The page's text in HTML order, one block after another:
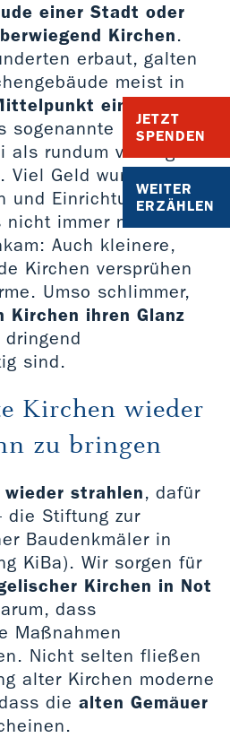
JETZT
SPENDEN
WEITER
ERZÄHLEN
einer Stadt oder
Kirchen.
erbaut, galten
meist in
eines Dorfes
sogenannte „Haus
als rundum vorzeigbares
Viel Geld wurde in die
und Einrichtungen
immer nur auf die
Auch kleinere,
Kirchen versprühen
Umso schlimmer,
Kirchen ihren Glanz
dringend
sind.
Kirchen wieder
zu bringen
strahlen, dafür
die Stiftung zur
Baudenkmäler in
KiBa). Wir sorgen für
Kirchen in Not
dass
Maßnahmen
Nicht selten fließen
alter Kirchen moderne
die alten Gemäuer